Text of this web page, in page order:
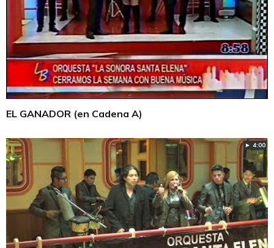
EL GANADOR (en Cadena A)
► 4:00